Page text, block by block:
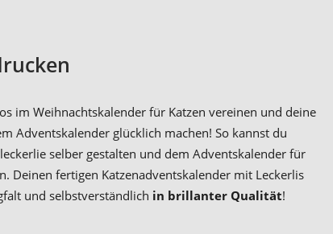
im Weihnachtskalender für Katzen vereinen und deine
Adventskalender glücklich machen! So kannst du
selber gestalten und dem Adventskalender für
Deinen fertigen Katzenadventskalender mit Leckerlis
und selbstverständlich in brillanter Qualität!